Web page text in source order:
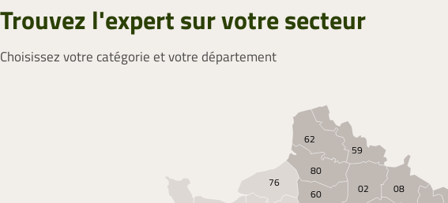
Trouvez l'expert sur votre secteur
Choisissez votre catégorie et votre département
59
62
80
02
08
60
76